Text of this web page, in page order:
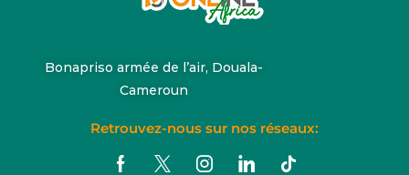
Bonapriso armée de l’air, Douala-
Cameroun
Retrouvez-nous sur nos réseaux: